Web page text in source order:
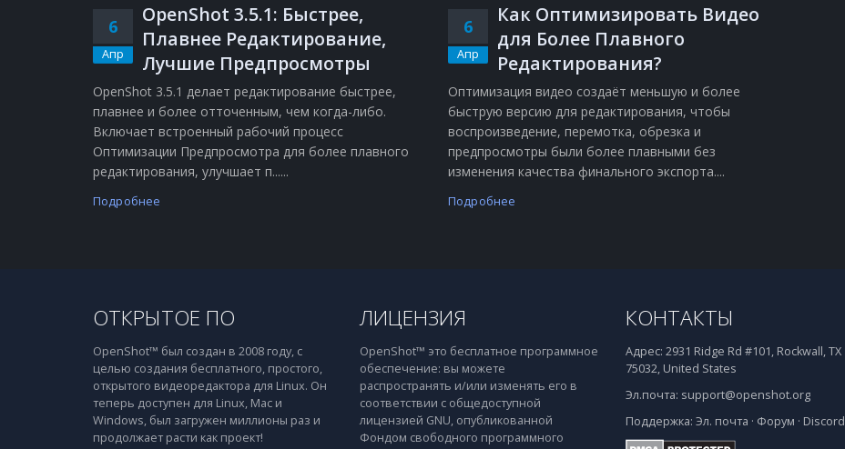
6
Апр
OpenShot 3.5.1: Быстрее,
Плавнее Редактирование,
Лучшие Предпросмотры
OpenShot 3.5.1 делает редактирование быстрее,
плавнее и более отточенным, чем когда-либо.
Включает встроенный рабочий процесс
Оптимизации Предпросмотра для более плавного
редактирования, улучшает п......
Подробнее
6
Апр
Как Оптимизировать Видео
для Более Плавного
Редактирования?
Оптимизация видео создаёт меньшую и более
быструю версию для редактирования, чтобы
воспроизведение, перемотка, обрезка и
предпросмотры были более плавными без
изменения качества финального экспорта....
Подробнее
ОТКРЫТОЕ ПО
OpenShot™ был создан в 2008 году, с
целью создания бесплатного, простого,
открытого видеоредактора для Linux. Он
теперь доступен для Linux, Mac и
Windows, был загружен миллионы раз и
продолжает расти как проект!
ЛИЦЕНЗИЯ
OpenShot™ это бесплатное программное
обеспечение: вы можете
распространять и/или изменять его в
соответствии с общедоступной
лицензией GNU, опубликованной
Фондом свободного программного
КОНТАКТЫ
Адрес: 2931 Ridge Rd #101, Rockwall, TX
75032, United States
Эл.почта: support@openshot.org
Поддержка: Эл. почта · Форум · Discord